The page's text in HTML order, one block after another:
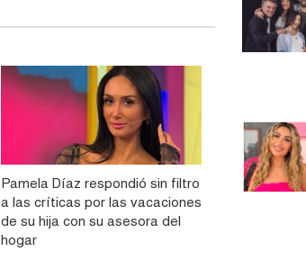
Pamela Díaz respondió sin filtro
a las críticas por las vacaciones
de su hija con su asesora del
hogar